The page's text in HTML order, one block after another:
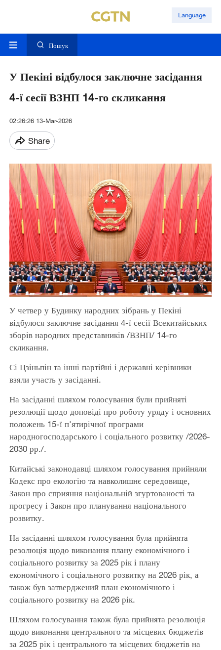
Language
Пошук
У Пекіні відбулося заключне засідання
4-ї сесії ВЗНП 14-го скликання
02:26:26 13-Mar-2026
Share
У четвер у Будинку народних зібрань у Пекіні
відбулося заключне засідання 4-ї сесії Всекитайських
зборів народних представників /ВЗНП/ 14-го
скликання.
Сі Цзіньпін та інші партійні і державні керівники
взяли участь у засіданні.
На засіданні шляхом голосування були прийняті
резолюції щодо доповіді про роботу уряду і основних
положень 15-ї п'ятирічної програми
народногосподарського і соціального розвитку /2026-
2030 рр./.
Китайські законодавці шляхом голосування прийняли
Кодекс про екологію та навколишнє середовище,
Закон про сприяння національній згуртованості та
прогресу і Закон про планування національного
розвитку.
На засіданні шляхом голосування була прийнята
резолюція щодо виконання плану економічного і
соціального розвитку за 2025 рік і плану
економічного і соціального розвитку на 2026 рік, а
також був затверджений план економічного і
соціального розвитку на 2026 рік.
Шляхом голосування також була прийнята резолюція
щодо виконання центрального та місцевих бюджетів
за 2025 рік і центрального та місцевих бюджетів на